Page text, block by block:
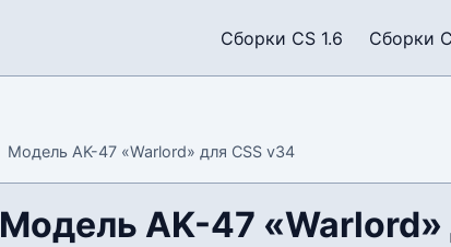
Сборки CS 1.6 Сборки
Модель AK-47 «Warlord» для CSS v34
Модель AK-47 «Warlord»